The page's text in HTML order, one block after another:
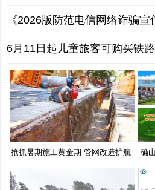
《2026版防范电信网络诈骗
6月11日起儿童旅客可购买铁
抢抓暑期施工黄金期 管网改造护航
确